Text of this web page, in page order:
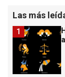
Las más
1